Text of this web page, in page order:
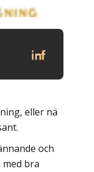
eller nä
och
bra